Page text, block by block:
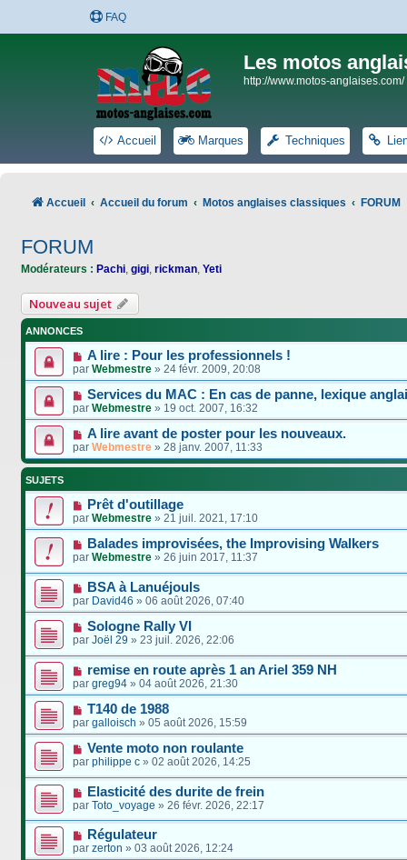
FAQ
Les motos
http://www.motos-anglaises.com/
Accueil Marques Techniques
Accueil Accueil du forum Motos anglaises classiques FORUM
FORUM
Modérateurs : Pachi, gigi, rickman, Yeti
Nouveau sujet
ANNONCES
A lire : Pour les professionnels !
par Webmestre » 24 févr. 2009, 20:08
Services du MAC : En cas de panne, lexique
par Webmestre » 19 oct. 2007, 16:32
A lire avant de poster pour les nouveaux.
par Webmestre » 28 janv. 2007, 11:33
SUJETS
Prêt d'outillage
par Webmestre » 21 juil. 2021, 17:10
Balades improvisées, the Improvising Walkers
par Webmestre » 26 juin 2017, 11:37
BSA à Lanuéjouls
par David46 » 06 août 2026, 07:40
Sologne Rally VI
par Joël 29 » 23 juil. 2026, 22:06
remise en route après 1 an Ariel 359 NH
par greg94 » 04 août 2026, 21:30
T140 de 1988
par galloisch » 05 août 2026, 15:59
Vente moto non roulante
par philippe c » 02 août 2026, 14:25
Elasticité des durite de frein
par Toto_voyage » 26 févr. 2026, 22:17
Régulateur
par zerton » 03 août 2026, 12:24